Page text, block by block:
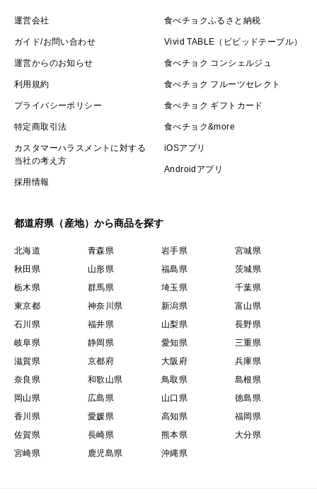
運営会社
ガイド/お問い合わせ
運営からのお知らせ
利用規約
プライバシーポリシー
特定商取引法
カスタマーハラスメントに対する
当社の考え方
採用情報
食べチョクふるさと納税
Vivid TABLE（ビビッドテーブル）
食べチョク コンシェルジュ
食べチョク フルーツセレクト
食べチョク ギフトカード
食べチョク&more
iOSアプリ
Androidアプリ
都道府県（産地）から商品を探す
北海道 青森県 岩手県
宮城県
秋田県
山形県 福島県
茨城県
栃木県
群馬県 埼玉県
千葉県
東京都
神奈川県 新潟県
富山県
石川県
福井県 山梨県
長野県
岐阜県
静岡県 愛知県
三重県
滋賀県
京都府 大阪府
兵庫県
奈良県
和歌山県 鳥取県
島根県
岡山県
広島県 山口県
徳島県
香川県
愛媛県 高知県
福岡県
佐賀県
長崎県 熊本県
大分県
宮崎県
鹿児島県 沖縄県